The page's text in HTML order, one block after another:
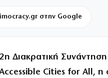
στην Google
Διακρατική
Cities for All, η